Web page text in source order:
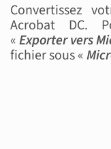
Convertissez
Acrobat DC.
«Exporter vers
fichier sous «